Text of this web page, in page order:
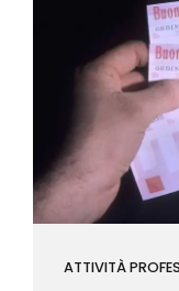
ATTIVITÀ